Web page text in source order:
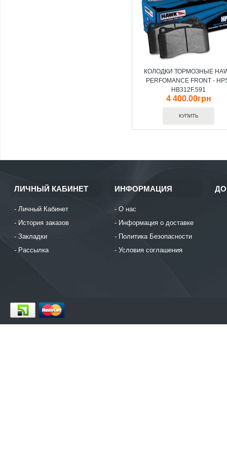
КОЛОДКИ ТОРМОЗНЫЕ
PERFOMANCE FRONT -
HB312F.591
4 400.00грн
ЛИЧНЫЙ КАБИНЕТ
Личный Кабинет
История заказов
Закладки
Рассылка
ИНФОРМАЦИЯ
О нас
Информация о доставке
Политика Безопасности
Условия соглашения